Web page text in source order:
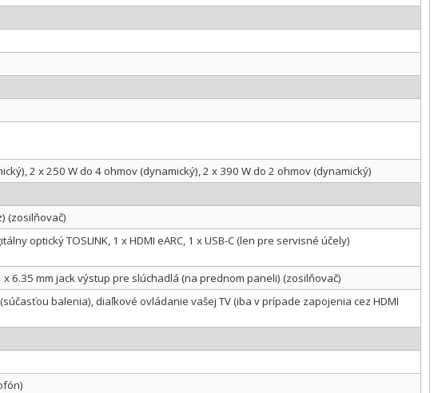
2 x 250 W do 4 ohmov (dynamický), 2 x 390 W do 2 ohmov (dynamický)
(zosilňovač)
optický TOSLINK, 1 x HDMI eARC, 1 x USB-C (len pre servisné účely)
6.35 mm jack výstup pre slúchadlá (na prednom paneli) (zosilňovač)
balenia), diaľkové ovládanie vašej TV (iba v prípade zapojenia cez HDMI